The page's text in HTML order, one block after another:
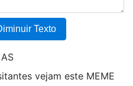
Texto
vejam este MEME